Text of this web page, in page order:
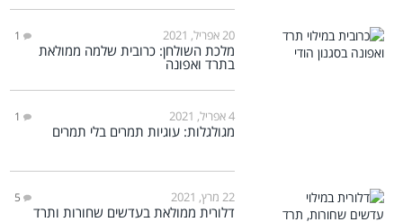
20 אפריל, 2021 1
מלכת השולחן: כרובית שלמה ממולאת
בתרד ואפונה
4 אפריל, 2021 1
מגולגלות: עוגיות תמרים בלי תמרים
22 מרץ, 2021 5
דלורית ממולאת בעדשים שחורות ותרד